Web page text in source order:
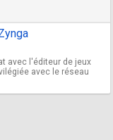
avec l'éditeur de jeux
avec le réseau